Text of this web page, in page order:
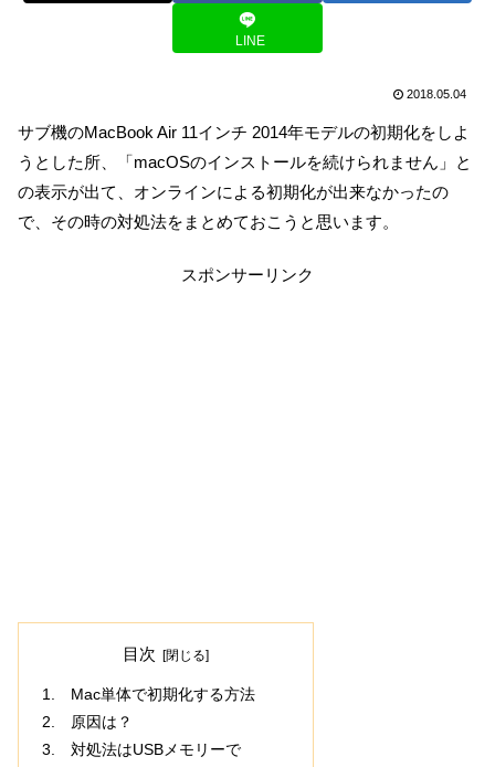
LINE
2018.05.04
サブ機のMacBook Air 11インチ 2014年モデルの初期化をしよ
うとした所、「macOSのインストールを続けられません」と
の表示が出て、オンラインによる初期化が出来なかったの
で、その時の対処法をまとめておこうと思います。
スポンサーリンク
目次
Mac単体で初期化する方法
原因は？
対処法はUSBメモリーで